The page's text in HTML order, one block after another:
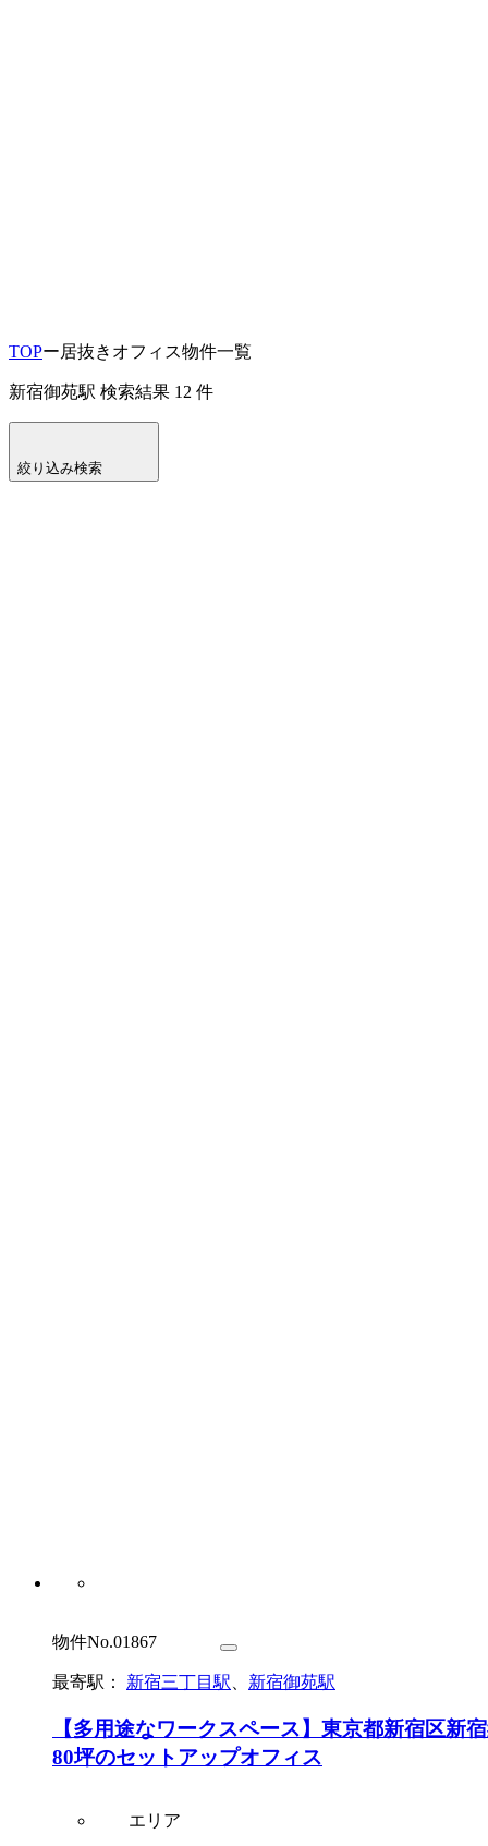
TOPー居抜きオフィス物件一覧
新宿御苑駅 検索結果 12 件
絞り込み検索
物件No.01867
最寄駅： 新宿三丁目駅 新宿御苑駅
【多用途なワークスペース】東京都新宿区新
80坪のセットアップオフィス
エリア